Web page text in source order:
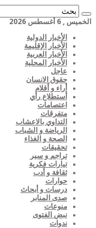
الخميس , 6 أغسطس 2026
الأخبار الدولية
الأخبار الإقليمة
الأخبار العربية
الأخبار المحلية
عاجل
حقوق الانسان
أراء و أقلام
أستطلاع رأي
اعتصامات
متفرقات
التداوي بالاعشاب
الرياضة و الشباب
الصحة و الغذاء
تحقيقات
تراجم و سير
تيارات فكرية
ثقافة و أدب
حوارات
درسات و أبحاث
صدى المنابر
منوعات
نبض الفتوى
ندوات